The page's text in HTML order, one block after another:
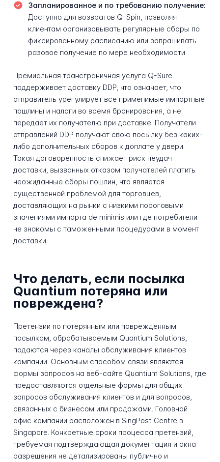
Запланированное и по требованию получение:
Доступно для возвратов Q-Spin, позволяя
клиентам организовывать регулярные сборы по
фиксированному расписанию или запрашивать
разовое получение по мере необходимости
Премиальная трансграничная услуга Q-Sure
поддерживает доставку DDP, что означает, что
отправитель урегулирует все применимые импортные
пошлины и налоги во время бронирования, а не
передает их получателю при доставке. Получатели
отправлений DDP получают свою посылку без каких-
либо дополнительных сборов к доплате у двери.
Такая договоренность снижает риск неудач
доставки, вызванных отказом получателей платить
неожиданные сборы пошлин, что является
существенной проблемой для торговцев,
доставляющих на рынки с низкими пороговыми
значениями импорта de minimis или где потребители
не знакомы с таможенными процедурами в момент
доставки.
Что делать, если посылка
Quantium потеряна или
повреждена?
Претензии по потерянным или поврежденным
посылкам, обрабатываемым Quantium Solutions,
подаются через каналы обслуживания клиентов
компании. Основным способом связи являются
формы запросов на веб-сайте Quantium Solutions, где
предоставляются отдельные формы для общих
запросов обслуживания клиентов и для вопросов,
связанных с бизнесом или продажами. Головной
офис компании расположен в SingPost Centre в
Singapore. Конкретные сроки процесса претензий,
требуемая подтверждающая документация и окна
разрешения не детализированы публично и